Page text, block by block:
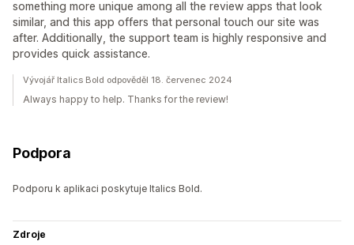
something more unique among all the review apps that look
similar, and this app offers that personal touch our site was
after. Additionally, the support team is highly responsive and
provides quick assistance.
Vývojář Italics Bold odpověděl 18. červenec 2024
Always happy to help. Thanks for the review!
Podpora
Podporu k aplikaci poskytuje Italics Bold.
Zdroje